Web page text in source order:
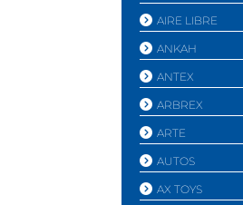
AIRE LIBRE
ANKAH
ANTEX
ARBREX
ARTE
AUTOS
AX TOYS